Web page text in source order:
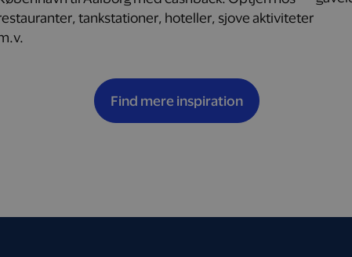
tankstationer, hoteller, sjove aktiviteter
Find mere inspiration